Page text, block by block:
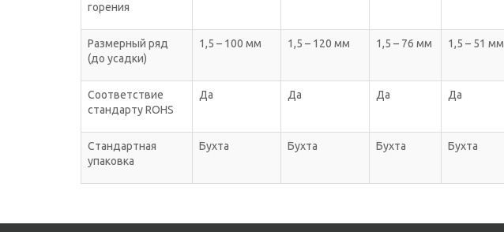
горения
Размерный ряд
(до усадки)
1,5 – 100 мм 1,5 – 120 мм 1,5 – 76 мм 1,5 – 51 мм
Соответствие
стандарту ROHS
Да Да Да Да
Стандартная
упаковка
Бухта Бухта Бухта Бухта